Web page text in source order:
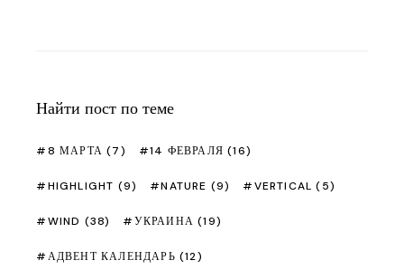
Найти пост по теме
8 МАРТА (7) 14 ФЕВРАЛЯ (16)
HIGHLIGHT (9) NATURE (9) VERTICAL (5)
WIND (38) УКРАИНА (19)
АДВЕНТ КАЛЕНДАРЬ (12)